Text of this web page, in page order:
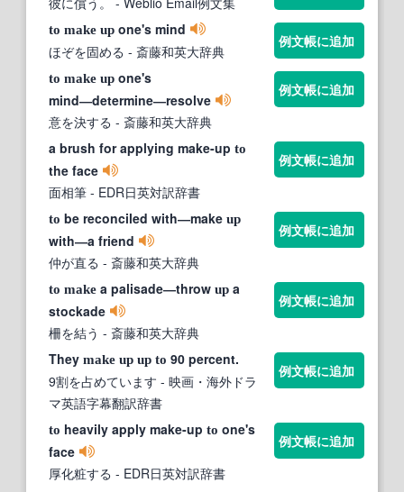
to make up one's mind
ほぞを固める - 斎藤和英大辞典
例文帳に追加
to make up one's
mind―determine―resolve
意を決する - 斎藤和英大辞典
例文帳に追加
a brush for applying make-up to
the face
面相筆 - EDR日英対訳辞書
例文帳に追加
to be reconciled with―make up
with―a friend
仲が直る - 斎藤和英大辞典
例文帳に追加
to make a palisade―throw up a
stockade
柵を結う - 斎藤和英大辞典
例文帳に追加
They make up up to 90 percent.
9割を占めています - 映画・海外ドラ
マ英語字幕翻訳辞書
例文帳に追加
to heavily apply make-up to one's
face
厚化粧する - EDR日英対訳辞書
例文帳に追加